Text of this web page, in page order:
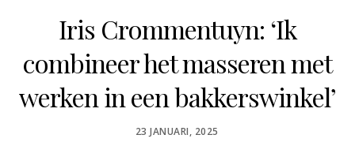
Iris Crommentuyn: ‘Ik
combineer het masseren met
werken in een bakkerswinkel’
POSTED
23 JANUARI, 2025